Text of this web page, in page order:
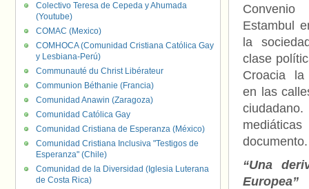
Estambul
la
clase
Croacia la
en las
documento.
“Una
Europea”
Colectivo Teresa de Cepeda y Ahumada
(Youtube)
COMAC (Mexico)
COMHOCA (Comunidad Cristiana Católica Gay
y Lesbiana-Perú)
Communauté du Christ Libérateur
Communion Béthanie (Francia)
Comunidad Anawin (Zaragoza)
Comunidad Católica Gay
Comunidad Cristiana de Esperanza (México)
Comunidad Cristiana Inclusiva "Testigos de
Esperanza" (Chile)
Comunidad de la Diversidad (Iglesia Luterana
de Costa Rica)